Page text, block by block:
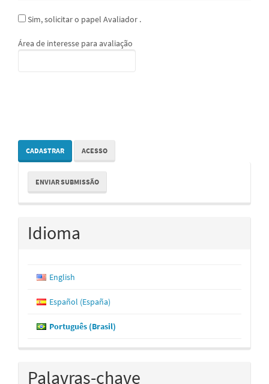
Sim, solicitar o papel Avaliador .
Área de interesse para avaliação
CADASTRAR ACESSO
Enviar
Submissão
ENVIAR SUBMISSÃO
Idioma
English
Español (España)
Português (Brasil)
Palavras-chave